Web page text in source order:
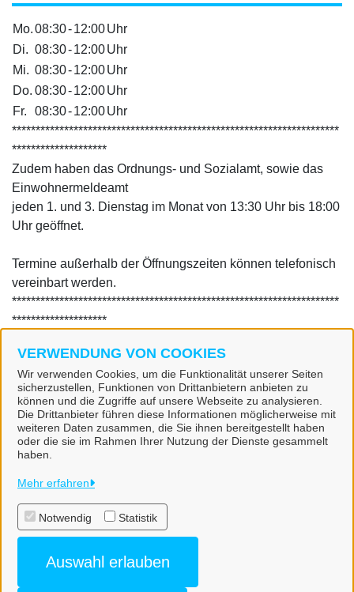
VERWENDUNG VON COOKIES
Wir verwenden Cookies, um die Funktionalität unserer Seiten
sicherzustellen, Funktionen von Drittanbietern anbieten zu
können und die Zugriffe auf unsere Webseite zu analysieren.
Die Drittanbieter führen diese Informationen möglicherweise mit
weiteren Daten zusammen, die Sie ihnen bereitgestellt haben
oder die sie im Rahmen Ihrer Nutzung der Dienste gesammelt
haben.
Mehr erfahren
Notwendig Statistik
Auswahl erlauben
Mo.08:30-12:00Uhr
Di. 08:30-12:00Uhr
Mi. 08:30-12:00Uhr
Do. 08:30-12:00Uhr
Fr.
08:30-12:00Uhr
*********************************************************************
********************
Zudem haben das Ordnungs- und Sozialamt, sowie das
Einwohnermeldeamt
jeden 1. und 3. Dienstag im Monat von 13:30 Uhr bis 18:00
Uhr geöffnet.
Termine außerhalb der Öffnungszeiten können telefonisch
vereinbart werden.
*********************************************************************
********************
Dienstleistungen
Alle zugeordneten Einrichtungen
Gemeinde Freden (Leine)
Alle Rechte vorbehalten